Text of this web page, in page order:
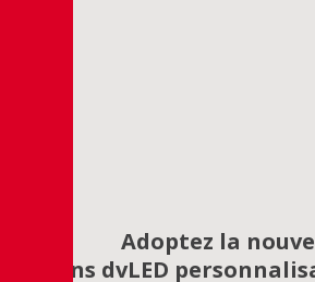
Adoptez la
Écrans dvLED